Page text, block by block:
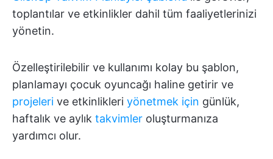
toplantılar ve etkinlikler dahil tüm faaliyetlerinizi
yönetin.
Özelleştirilebilir ve kullanımı kolay bu şablon,
planlamayı çocuk oyuncağı haline getirir ve
projeleri ve etkinlikleri yönetmek için günlük,
haftalık ve aylık takvimler oluşturmanıza
yardımcı olur.